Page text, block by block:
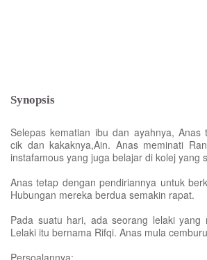
Synopsis
Selepas kematian ibu dan ayahnya, Anas
cik dan kakaknya,Ain. Anas meminati
instafamous yang juga belajar di kolej yang
Anas tetap dengan pendiriannya untuk
Hubungan mereka berdua semakin rapat.
Pada suatu hari, ada seorang lelaki yang
Lelaki itu bernama Rifqi. Anas mula